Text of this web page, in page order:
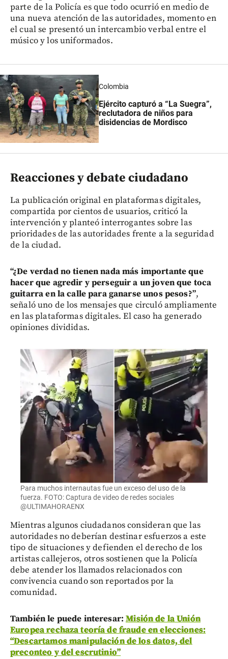
parte de la Policía es que todo ocurrió en medio de
una nueva atención de las autoridades, momento en
el cual se presentó un intercambio verbal entre el
músico y los uniformados.
Colombia
Ejército capturó a “La Suegra”,
reclutadora de niños para
disidencias de Mordisco
Reacciones y debate ciudadano
La publicación original en plataformas digitales,
compartida por cientos de usuarios, criticó la
intervención y planteó interrogantes sobre las
prioridades de las autoridades frente a la seguridad
de la ciudad.
“¿De verdad no tienen nada más importante que
hacer que agredir y perseguir a un joven que toca
guitarra en la calle para ganarse unos pesos?”,
señaló uno de los mensajes que circuló ampliamente
en las plataformas digitales. El caso ha generado
opiniones divididas.
Para muchos internautas fue un exceso del uso de la
fuerza. FOTO: Captura de video de redes sociales
@ULTIMAHORAENX
Mientras algunos ciudadanos consideran que las
autoridades no deberían destinar esfuerzos a este
tipo de situaciones y defienden el derecho de los
artistas callejeros, otros sostienen que la Policía
debe atender los llamados relacionados con
convivencia cuando son reportados por la
comunidad.
También le puede interesar:Misión de la Unión
Europea rechaza teoría de fraude en elecciones:
“Descartamos manipulación de los datos, del
preconteo y del escrutinio”